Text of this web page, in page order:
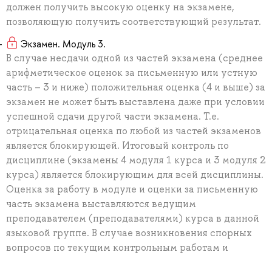
должен получить высокую оценку на экзамене,
позволяющую получить соответствующий результат.
Экзамен. Модуль 3.
В случае несдачи одной из частей экзамена (среднее
арифметическое оценок за письменную или устную
часть – 3 и ниже) положительная оценка (4 и выше) за
экзамен не может быть выставлена даже при условии
успешной сдачи другой части экзамена. Т.е.
отрицательная оценка по любой из частей экзаменов
является блокирующей. Итоговый контроль по
дисциплине (экзамены 4 модуля 1 курса и 3 модуля 2
курса) является блокирующим для всей дисциплины.
Оценка за работу в модуле и оценки за письменную
часть экзамена выставляются ведущим
преподавателем (преподавателями) курса в данной
языковой группе. В случае возникновения спорных
вопросов по текущим контрольным работам и